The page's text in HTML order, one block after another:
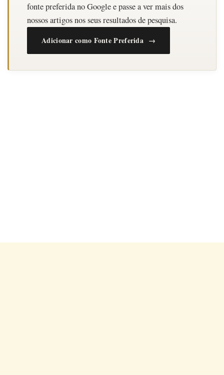
fonte preferida no Google e passe a ver mais dos
nossos artigos nos seus resultados de pesquisa.
Adicionar como Fonte Preferida →